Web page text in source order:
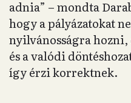
adnia” – mondta
hogy a pályázatokat
nyilvánosságra hozni,
és a valódi
így érzi korrektnek.